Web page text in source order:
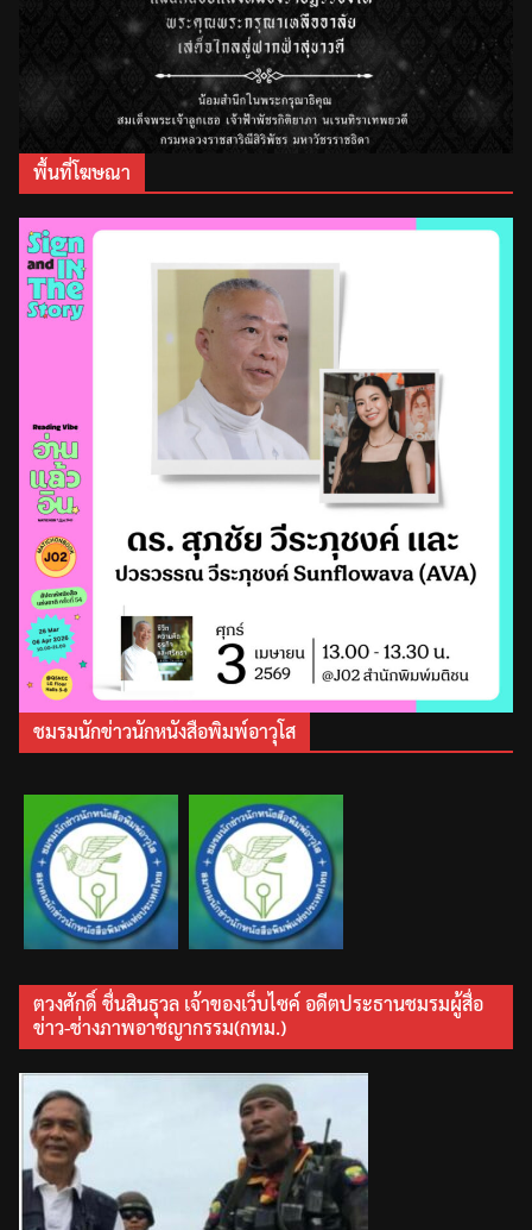
พื้นที่โฆษณา
ชมรมนักข่าวนักหนังสือพิมพ์อาวุโส
ตวงศักดิ์ ชื่นสินธุวล เจ้าของเว็บไซค์ อดีตประธานชมรมผู้สื่อ
ข่าว-ช่างภาพอาชญากรรม(กทม.)